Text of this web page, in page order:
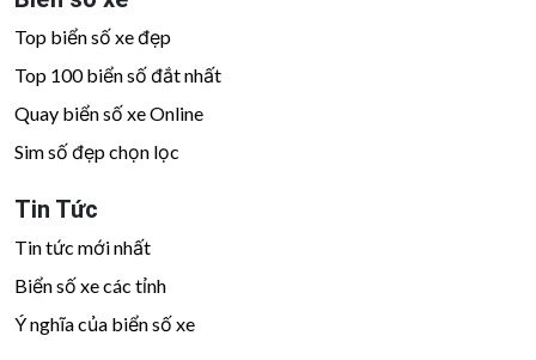
Top biển số xe đẹp
Top 100 biển số đắt nhất
Quay biển số xe Online
Sim số đẹp chọn lọc
Tin Tức
Tin tức mới nhất
Biển số xe các tỉnh
Ý nghĩa của biển số xe